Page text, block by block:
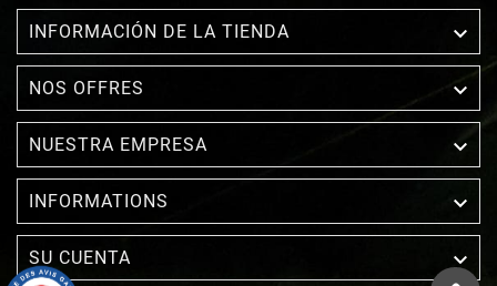
INFORMACIÓN DE LA TIENDA 
NOS OFFRES 
NUESTRA EMPRESA 
INFORMATIONS 
SU CUENTA 